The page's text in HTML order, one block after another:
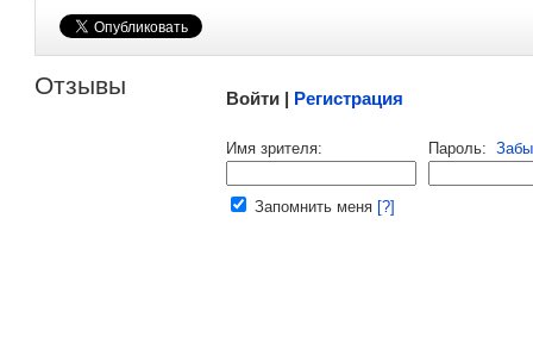
Отзывы Войти | Регистрация
Имя зрителя: Пароль:
Запомнить меня [?]